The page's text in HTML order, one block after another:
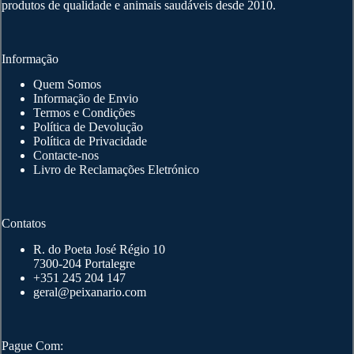
the
produtos de qualidade e animais saudáveis desde 2010.
Informação
Quem Somos
Informação de Envio
Termos e Condições
Política de Devolução
Política de Privacidade
Contacte-nos
Livro de Reclamações Eletrónico
Contatos
R. do Poeta José Régio 10
7300-204 Portalegre
+351 245 204 147
geral@peixanario.com
Pague Com: